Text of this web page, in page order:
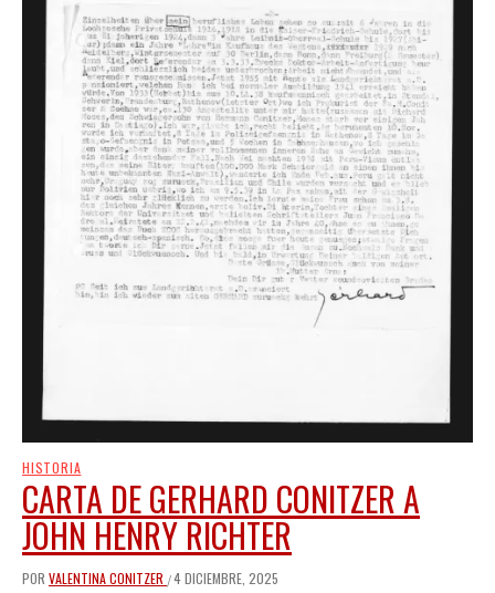
HISTORIA
CARTA DE GERHARD CONITZER A
JOHN HENRY RICHTER
POR VALENTINA CONITZER /4 DICIEMBRE, 2025